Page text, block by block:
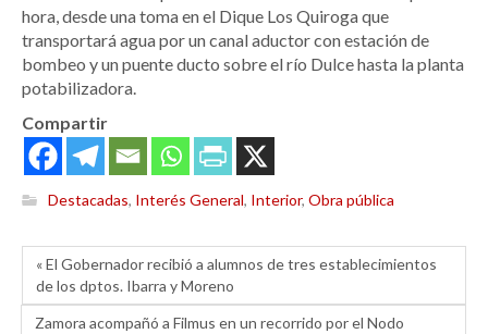
hora, desde una toma en el Dique Los Quiroga que
transportará agua por un canal aductor con estación de
bombeo y un puente ducto sobre el río Dulce hasta la planta
potabilizadora.
Compartir
Destacadas, Interés General, Interior, Obra pública
« El Gobernador recibió a alumnos de tres establecimientos
de los dptos. Ibarra y Moreno
Zamora acompañó a Filmus en un recorrido por el Nodo